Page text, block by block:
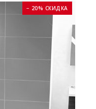
− 20% СКИДКА